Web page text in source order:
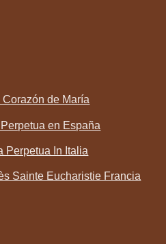
de María
en España
Perpetua In Italia
Sainte Eucharistie Francia